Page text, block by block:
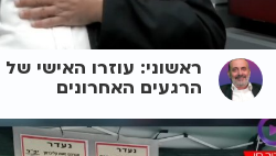
ראשוני: עוזרו האישי
הרגעים האחרונים